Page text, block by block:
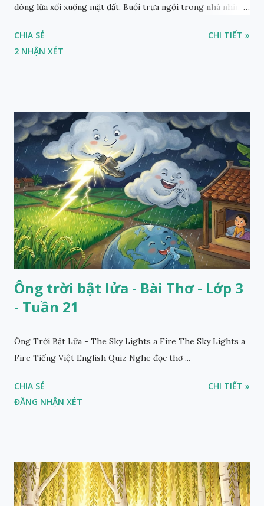
dòng lửa xối xuống mặt đất. Buổi trưa ngồi trong nhà nhìn
CHIA SẺ
2 NHẬN XÉT
CHI TIẾT »
Ông trời bật lửa - Bài Thơ - Lớp 3
- Tuần 21
Ông Trời Bật Lửa - The Sky Lights a Fire The Sky Lights a
Fire Tiếng Việt English Quiz Nghe đọc thơ ...
CHIA SẺ
ĐĂNG NHẬN XÉT
CHI TIẾT »